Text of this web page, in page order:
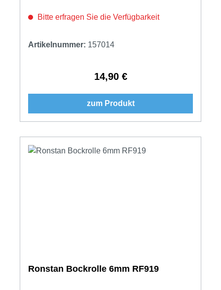
Bitte erfragen Sie die Verfügbarkeit
Artikelnummer: 157014
Regulärer Preis:
14,90 €
zum Produkt
Ronstan Bockrolle 6mm RF919